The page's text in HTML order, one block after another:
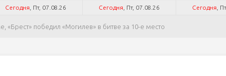
Сегодня , Пт, 07.08.26 Сегодня , Пт, 07.08.26 Сегодня ,
«Брест» победил «Могилев» в битве за 10-е место